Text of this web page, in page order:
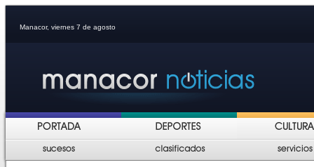
Manacor, viernes 7 de agosto